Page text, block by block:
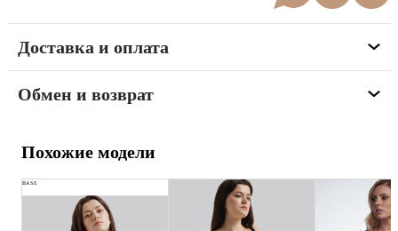
Доставка и оплата
Обмен и возврат
Похожие модели
BASE